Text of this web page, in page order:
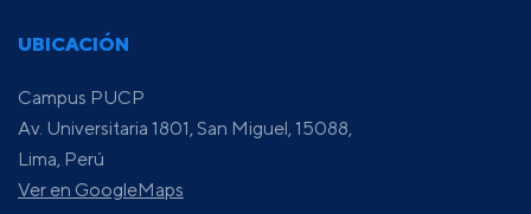
UBICACIÓN
Campus PUCP
Av. Universitaria 1801, San Miguel, 15088,
Lima, Perú
Ver en GoogleMaps